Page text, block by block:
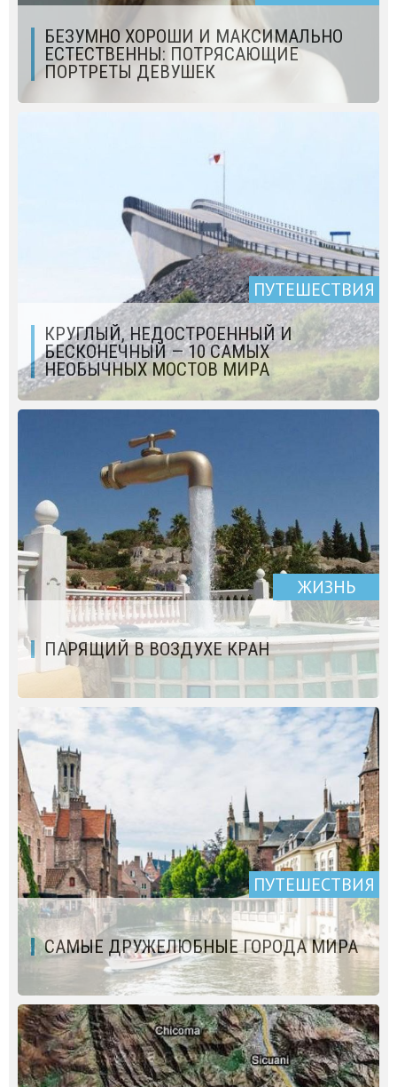
БЕЗУМНО ХОРОШИ И МАКСИМАЛЬНО
ЕСТЕСТВЕННЫ: ПОТРЯСАЮЩИЕ
ПОРТРЕТЫ ДЕВУШЕК
ПУТЕШЕСТВИЯ
КРУГЛЫЙ, НЕДОСТРОЕННЫЙ И
БЕСКОНЕЧНЫЙ — 10 САМЫХ
НЕОБЫЧНЫХ МОСТОВ МИРА
ЖИЗНЬ
ПАРЯЩИЙ В ВОЗДУХЕ КРАН
ПУТЕШЕСТВИЯ
САМЫЕ ДРУЖЕЛЮБНЫЕ ГОРОДА МИРА